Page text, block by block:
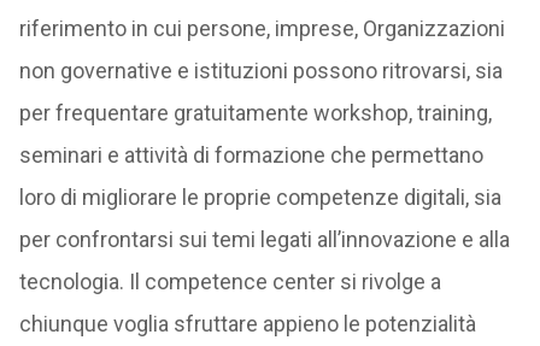
riferimento in cui persone, imprese, Organizzazioni
non governative e istituzioni possono ritrovarsi, sia
per frequentare gratuitamente workshop, training,
seminari e attività di formazione che permettano
loro di migliorare le proprie competenze digitali, sia
per confrontarsi sui temi legati all’innovazione e alla
tecnologia. Il competence center si rivolge a
chiunque voglia sfruttare appieno le potenzialità